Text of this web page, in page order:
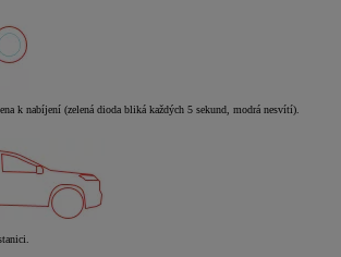
k nabíjení (zelená dioda bliká každých 5 sekund, modrá nesvítí).